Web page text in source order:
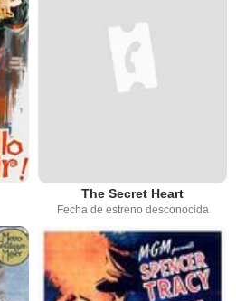
The Secret Heart
Fecha de estreno desconocida